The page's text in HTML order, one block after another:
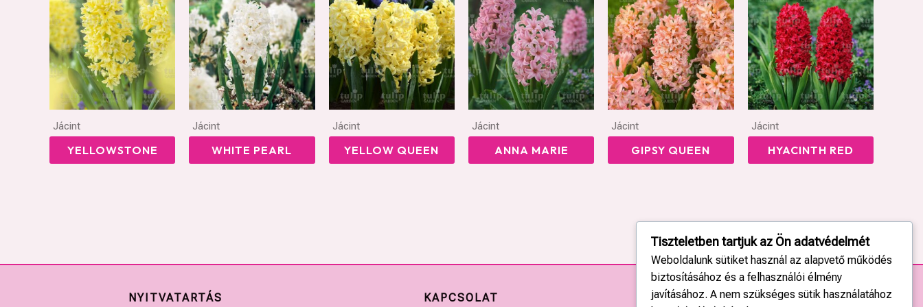
Jácint
YELLOWSTONE
Jácint
WHITE PEARL
Jácint
YELLOW QUEEN
Jácint
ANNA MARIE
Jácint
GIPSY QUEEN
Jácint
HYACINTH RED
NYITVATARTÁS KAPCSOLAT
Tiszteletben tartjuk az Ön adatvédelmét
Weboldalunk sütiket használ az alapvető működés
biztosításához és a felhasználói élmény
javításához. A nem szükséges sütik használatához